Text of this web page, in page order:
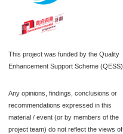
This project was funded by the Quality
Enhancement Support Scheme (QESS)
Any opinions, findings, conclusions or
recommendations expressed in this
material / event (or by members of the
project team) do not reflect the views of